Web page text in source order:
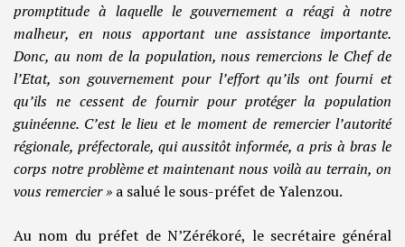
promptitude à laquelle le gouvernement a réagi à notre
malheur, en nous apportant une assistance importante.
Donc, au nom de la population, nous remercions le Chef de
l’Etat, son gouvernement pour l’effort qu’ils ont fourni et
qu’ils ne cessent de fournir pour protéger la population
guinéenne. C’est le lieu et le moment de remercier l’autorité
régionale, préfectorale, qui aussitôt informée, a pris à bras le
corps notre problème et maintenant nous voilà au terrain, on
vous remercier » a salué le sous-préfet de Yalenzou.
Au nom du préfet de N’Zérékoré, le secrétaire général